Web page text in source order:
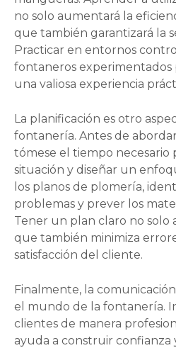
no solo aumentará la
que también garantizará la
Practicar en entornos
fontaneros
una valiosa experiencia
La planificación es otro
fontanería. Antes de
tómese el tiempo necesario
situación y diseñar un
los planos de plomería,
problemas y prever los
Tener un plan claro no solo
que también minimiza
satisfacción del cliente.
Finalmente, la
el mundo de la fontanería.
clientes de manera
ayuda a construir confianza